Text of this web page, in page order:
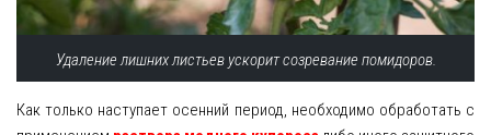
Удаление лишних листьев ускорит созревание помидоров.
Как только наступает осенний период, необходимо обработать с